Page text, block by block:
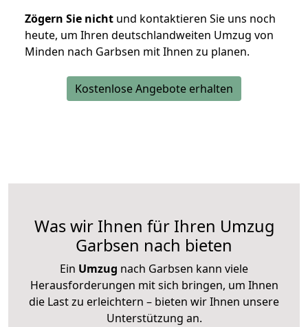
Zögern Sie nicht und kontaktieren Sie uns noch
heute, um Ihren deutschlandweiten Umzug von
Minden nach Garbsen mit Ihnen zu planen.
Kostenlose Angebote erhalten
Was wir Ihnen für Ihren Umzug
Garbsen nach bieten
Ein Umzug nach Garbsen kann viele
Herausforderungen mit sich bringen, um Ihnen
die Last zu erleichtern – bieten wir Ihnen unsere
Unterstützung an.